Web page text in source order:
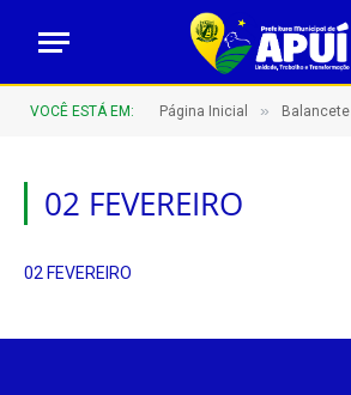
VOCÊ ESTÁ EM: Página Inicial » Balancete
02 FEVEREIRO
02 FEVEREIRO